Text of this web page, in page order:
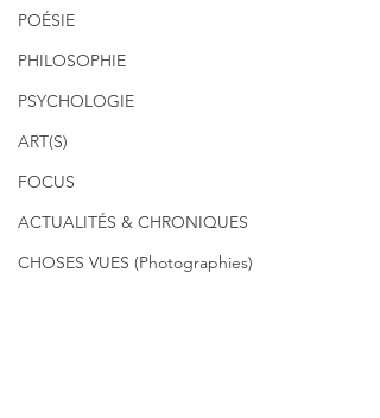
POÉSIE
PHILOSOPHIE
PSYCHOLOGIE
ART(S)
FOCUS
ACTUALITÉS & CHRONIQUES
CHOSES VUES (Photographies)